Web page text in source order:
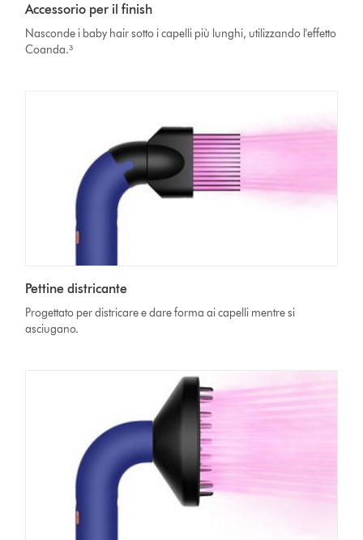
Accessorio per il finish
Nasconde i baby hair sotto i capelli più lunghi, utilizzando l'effetto
Coanda.³
Pettine districante
Progettato per districare e dare forma ai capelli mentre si
asciugano.